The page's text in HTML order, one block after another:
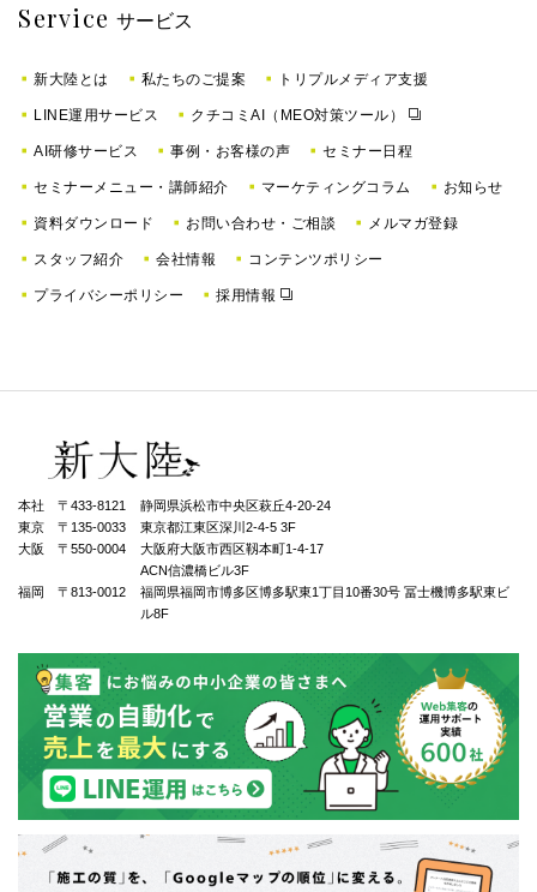
Service サービス
新大陸とは 私たちのご提案 トリプルメディア支援
LINE運用サービス クチコミAI（MEO対策ツール）
AI研修サービス 事例・お客様の声 セミナー日程
セミナーメニュー・講師紹介 マーケティングコラム お知らせ
資料ダウンロード お問い合わせ・ご相談 メルマガ登録
スタッフ紹介 会社情報 コンテンツポリシー
プライバシーポリシー 採用情報
本社 〒433-8121
静岡県浜松市中央区萩丘4-20-24
東京 〒135-0033
東京都江東区深川2-4-5 3F
大阪 〒550-0004
⼤阪府⼤阪市⻄区靱本町1-4-17
ACN信濃橋ビル3F
福岡 〒813-0012
福岡県福岡市博多区博多駅東1丁⽬10番30号 冨士機博多駅東ビ
ル8F